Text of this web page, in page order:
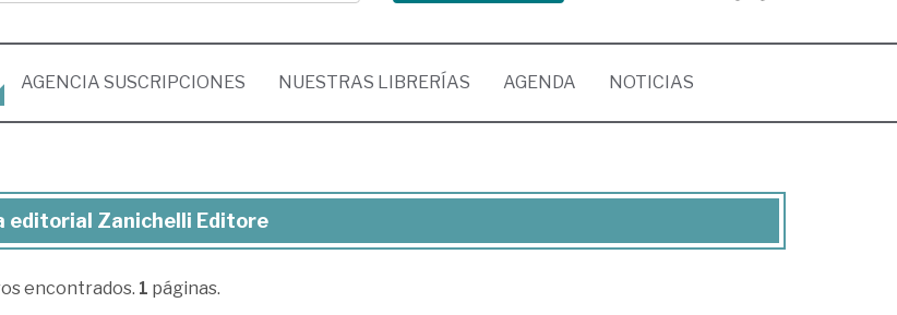
AGENCIA SUSCRIPCIONES NUESTRAS LIBRERÍAS AGENDA NOTICIAS
editorial Zanichelli Editore
encontrados. 1 páginas.